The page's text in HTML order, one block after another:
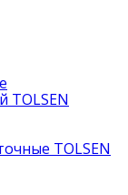
TOLSEN
TOLSEN